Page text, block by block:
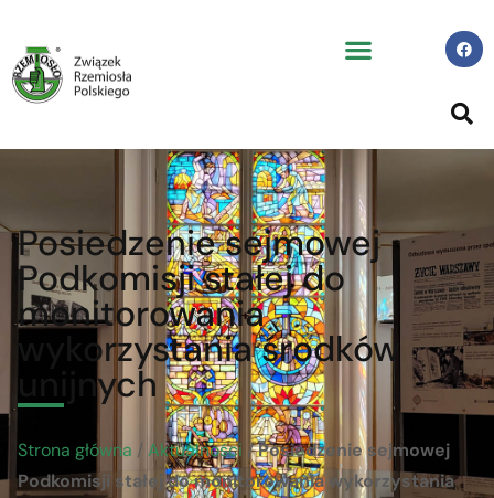
Posiedzenie sejmowej
Podkomisji stałej do
monitorowania
wykorzystania środków
unijnych
Strona główna / Aktualności /Posiedzenie sejmowej
Podkomisji stałej do monitorowania wykorzystania